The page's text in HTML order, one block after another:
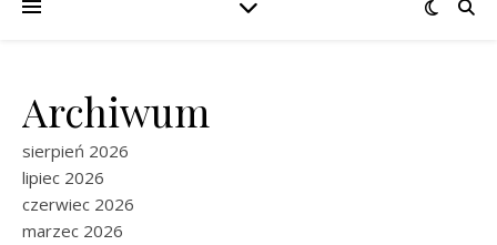
Archiwum
sierpień 2026
lipiec 2026
czerwiec 2026
marzec 2026